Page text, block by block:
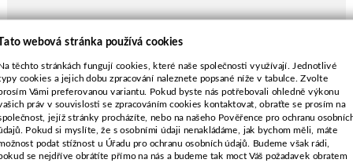
POPIS ZBOŽÍ
PŘILOŽENÉ SOUBORY
Nástavec na křovinořez pro průměr hřídele
28,0 mm
Vhodné pro STIHL FS480
Vhodné pro Husqvarna 143,153
webová stránka používá cookies
těchto stránkách fungují cookies, které naše společnosti využívají. Jednotlivé
cookies a jejich dobu zpracování naleznete popsané níže v tabulce. Zvolte
Vámi preferovanou variantu. Pokud byste nás potřebovali ohledně výkonu
práv v souvislosti se zpracováním cookies kontaktovat, obraťte se prosím na
jejíž stránky procházíte, nebo na našeho Pověřence pro ochranu
Pokud si myslíte, že s osobními údaji nenakládáme, jak bychom měli, máte
podat stížnost u Úřadu pro ochranu osobních údajů. Budeme však rádi,
se nejdříve obrátíte přímo na nás a budeme tak moct Váš požadavek obratem